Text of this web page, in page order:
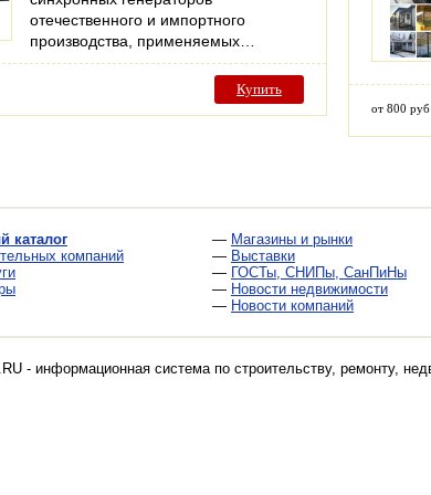
отечественного и импортного
производства, применяемых…
Купить
от 800 руб
каталог
компаний
— Магазины и рынки
— Выставки
— ГОСТы, СНИПы, СанПиНы
— Новости недвижимости
— Новости компаний
- информационная система по строительству, ремонту,